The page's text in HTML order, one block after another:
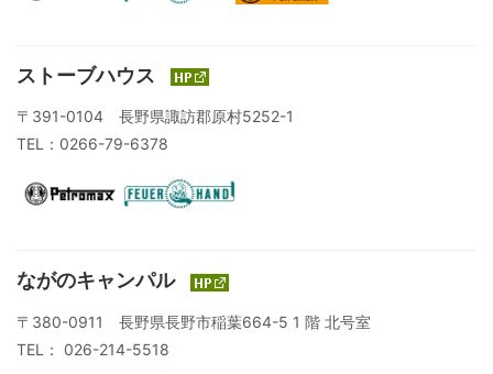
ストーブハウス
〒391-0104 長野県諏訪郡原村5252-1
TEL：0266-79-6378
ながのキャンパル
〒380-0911 長野県長野市稲葉664-5 1 階 北号室
TEL： 026-214-5518